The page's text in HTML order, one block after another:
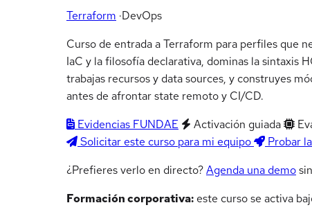
Terraform ·DevOps
Curso de entrada a Terraform para perfiles que
IaC y la filosofía declarativa, dominas la sintaxis
trabajas recursos y data sources, y construyes
antes de afrontar state remoto y CI/CD.
Evidencias FUNDAE
Activación guiada
Solicitar este curso para mi equipo
Probar
¿Prefieres verlo en directo?Agenda una demo
Formación corporativa: este curso se activa